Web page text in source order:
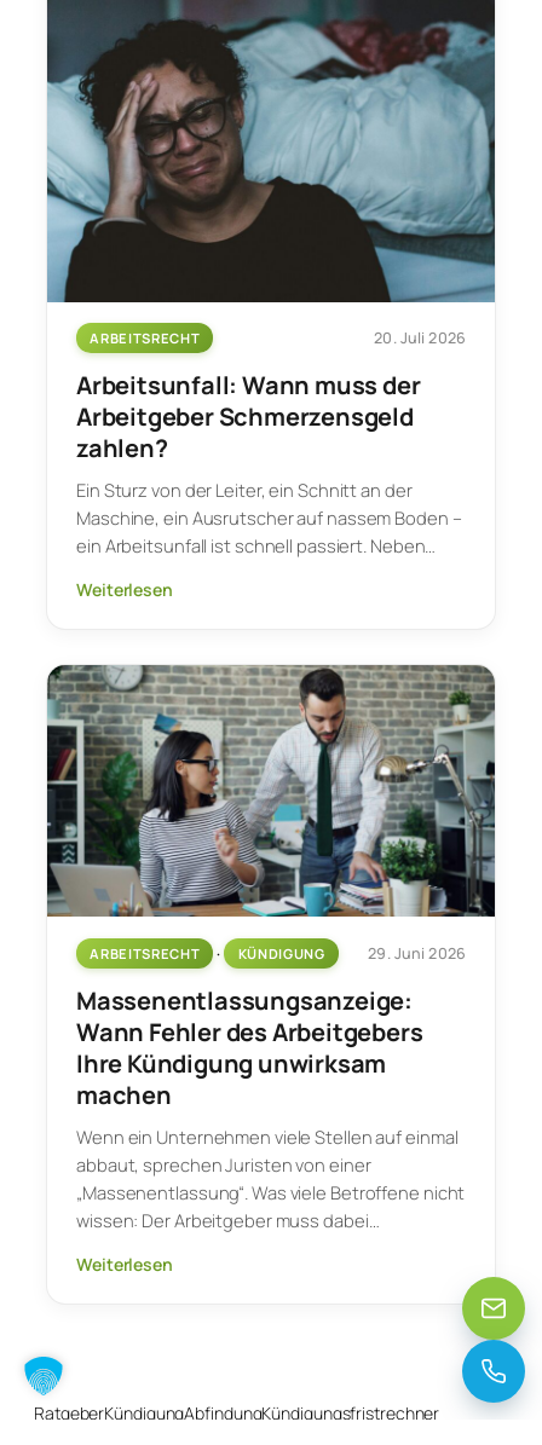
ARBEITSRECHT 20. Juli 2026
Arbeitsunfall: Wann muss der
Arbeitgeber Schmerzensgeld
zahlen?
Ein Sturz von der Leiter, ein Schnitt an der
Maschine, ein Ausrutscher auf nassem Boden –
ein Arbeitsunfall ist schnell passiert. Neben…
Weiterlesen
ARBEITSRECHT · KÜNDIGUNG 29. Juni 2026
Massenentlassungsanzeige:
Wann Fehler des Arbeitgebers
Ihre Kündigung unwirksam
machen
Wenn ein Unternehmen viele Stellen auf einmal
abbaut, sprechen Juristen von einer
„Massenentlassung“. Was viele Betroffene nicht
wissen: Der Arbeitgeber muss dabei…
Weiterlesen
RatgeberKündigungAbfindungKündigungsfristrechner